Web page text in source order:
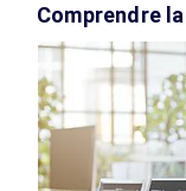
Comprendre